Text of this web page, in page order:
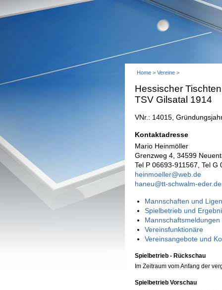
Home > Vereine >
Hessischer
TSV Gilsatal 1914
VNr.: 14015,
Kontaktadresse
Mario Heinmöller
Grenzweg 4, 34599
Tel P 06693-911567, Tel
heinmoeller@web.de
haneu@tt-schwalm-eder.de
Mannschaften und
Spielbetrieb und
Vereinsfunktionäre
Vereinsangebote und
Spielbetrieb - Rückschau
Im Zeitraum vom Anfang der
Spielbetrieb Vorschau